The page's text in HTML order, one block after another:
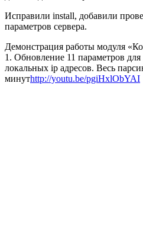
Исправили install, добавили
параметров сервера.
Демонстрация работы модуля
1. Обновление 11 параметров
локальных ip адресов. Весь
минутhttp://youtu.be/pgiHxlObYAI